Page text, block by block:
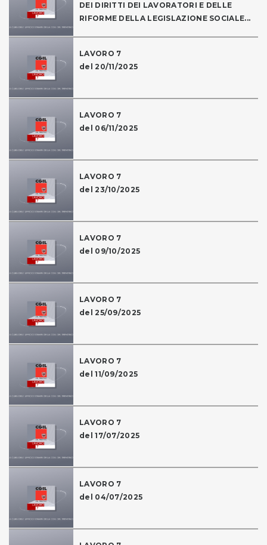
DEI DIRITTI DEI LAVORATORI E DELLE
RIFORME DELLA LEGISLAZIONE SOCIALE...
LAVORO 7
del 20/11/2025
LAVORO 7
del 06/11/2025
LAVORO 7
del 23/10/2025
LAVORO 7
del 09/10/2025
LAVORO 7
del 25/09/2025
LAVORO 7
del 11/09/2025
LAVORO 7
del 17/07/2025
LAVORO 7
del 04/07/2025